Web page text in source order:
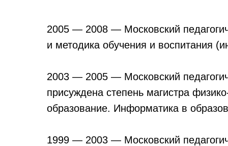
2005 — 2008 — Московский
и методика обучения и воспитания
2003 — 2005 — Московский
присуждена степень магистра
образование. Информатика в
1999 — 2003 — Московский